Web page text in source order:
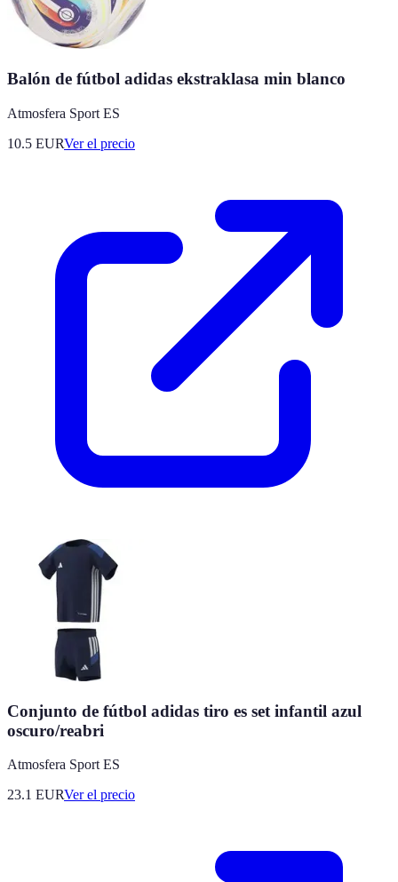
Balón de fútbol adidas ekstraklasa min blanco
Atmosfera Sport ES
10.5 EURVer el precio
Conjunto de fútbol adidas tiro es set infantil azul
oscuro/reabri
Atmosfera Sport ES
23.1 EURVer el precio